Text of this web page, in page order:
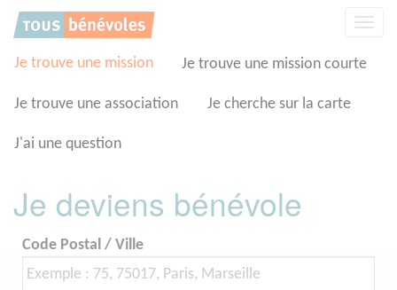
Je trouve une mission Je trouve une mission courte
Je trouve une association Je cherche sur la carte
J'ai une question
Je deviens bénévole
Code Postal / Ville
Panneau de gestion des cookies